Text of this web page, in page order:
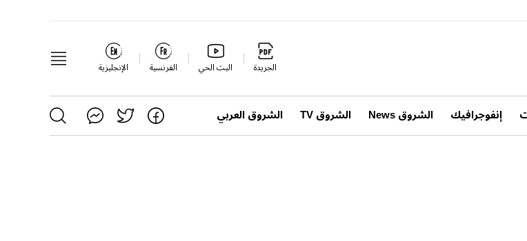
الجريدة البث الحي الفرنسية الإنجليزية
إنفوجرافيك الشروق News الشروق TV الشروق العربي